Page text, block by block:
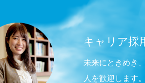
キャリア採
未来にときめき
人を歓迎します。